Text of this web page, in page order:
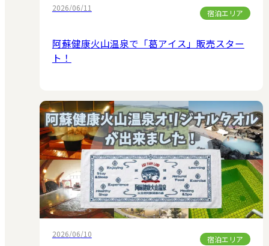
2026/06/11
宿泊エリア
阿蘇健康火山温泉で「葛アイス」販売スター
ト！
2026/06/10
宿泊エリア